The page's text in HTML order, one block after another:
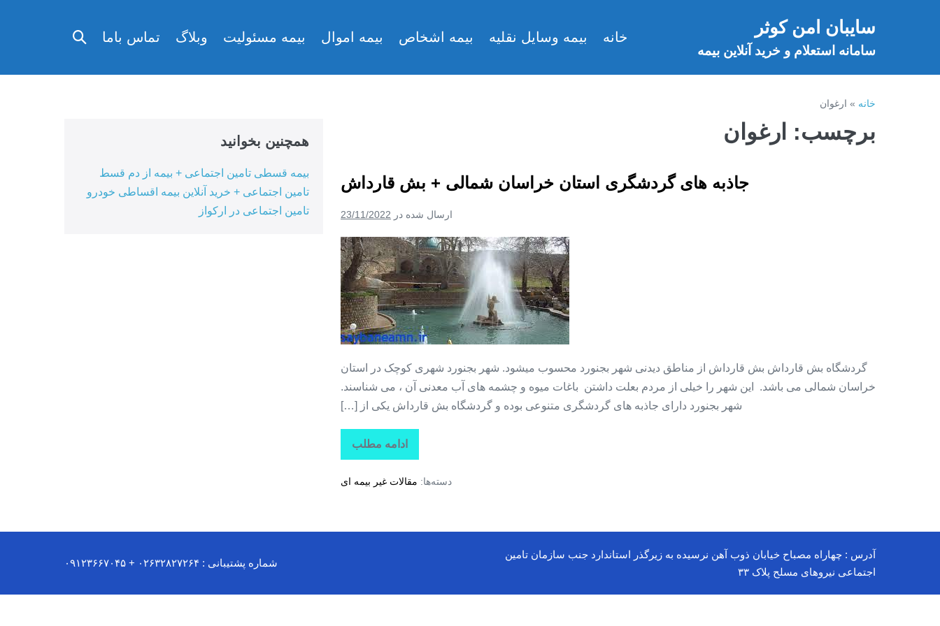
سایبان امن کوثر
سامانه استعلام و خرید آنلاین بیمه
خانه بیمه وسایل نقلیه بیمه اشخاص بیمه اموال بیمه مسئولیت وبلاگ تماس باما
تغییر
خانه » ارغوان
برچسب: ارغوان
جاذبه های گردشگری استان خراسان شمالی + بش قارداش
ارسال شده در 23/11/2022
جاذبه
های
گردشگری
استان
خراسان
شمالی
قارداش
گردشگاه بش قارداش بش قارداش از مناطق دیدنی شهر بجنورد محسوب میشود. شهر بجنورد شهری کوچک در استان
خراسان شمالی می باشد. این شهر را خیلی از مردم بعلت داشتن باغات میوه و چشمه های آب معدنی آن ، می شناسند.
شهر بجنورد دارای جاذبه های گردشگری متنوعی بوده و گردشگاه بش قارداش یکی از […]
ادامه مطلب
جاذبه
های
استان
دسته‌ها: مقالات غیر بیمه ای
همچنین بخوانید
بیمه قسطی تامین اجتماعی + بیمه از دم قسط
تامین اجتماعی + خرید آنلاین بیمه اقساطی خودرو
تامین اجتماعی در ارکواز
آدرس : چهاراه مصباح خیابان ذوب آهن نرسیده به زیرگذر استاندارد جنب سازمان تامین
اجتماعی نیروهای مسلح پلاک ۳۳
شماره پشتیبانی : ۰۲۶۳۲۸۲۷۲۶۴ + ۰۹۱۲۳۶۶۷۰۴۵